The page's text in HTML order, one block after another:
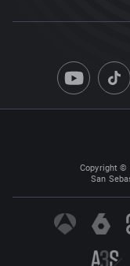
Copyright ©
San